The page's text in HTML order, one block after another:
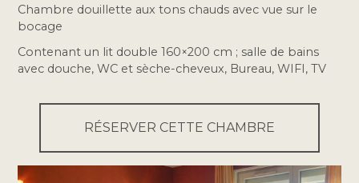
Chambre douillette aux tons chauds avec vue sur le
bocage
Contenant un lit double 160×200 cm ; salle de bains
avec douche, WC et sèche-cheveux, Bureau, WIFI, TV
RÉSERVER CETTE CHAMBRE